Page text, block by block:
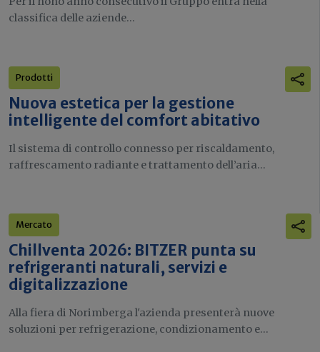
classifica delle aziende...
Prodotti
Nuova estetica per la gestione
intelligente del comfort abitativo
Il sistema di controllo connesso per riscaldamento,
raffrescamento radiante e trattamento dell’aria...
Mercato
Chillventa 2026: BITZER punta su
refrigeranti naturali, servizi e
digitalizzazione
Alla fiera di Norimberga l'azienda presenterà nuove
soluzioni per refrigerazione, condizionamento e...